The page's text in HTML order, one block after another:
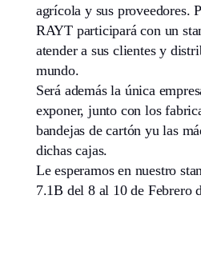
agrícola y sus proveedores.
RAYT participará con un
atender a sus clientes y
mundo.
Será además la única
exponer, junto con los
bandejas de cartón yu las
dichas cajas.
Le esperamos en nuestro
7.1B del 8 al 10 de Febrero